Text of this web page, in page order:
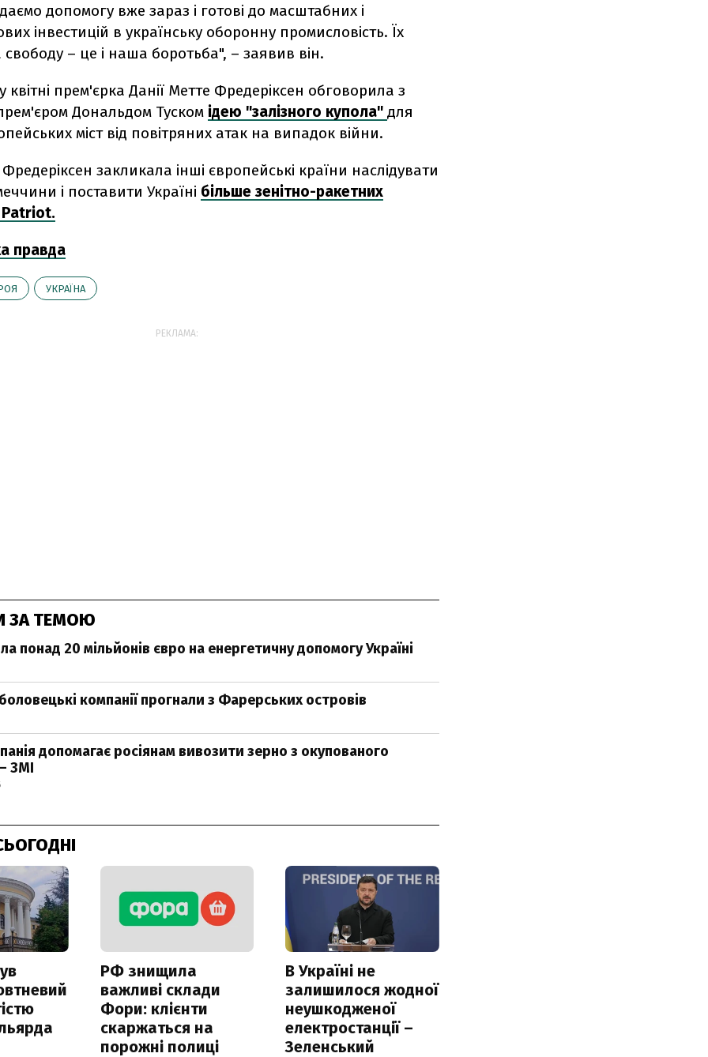
допомогу вже зараз і готові до масштабних і
інвестицій в українську оборонну промисловість. Їх
свободу – це і наша боротьба", – заявив він.
квітні прем'єрка Данії Метте Фредеріксен обговорила з
Дональдом Туском ідею "залізного купола" для
міст від повітряних атак на випадок війни.
закликала інші європейські країни наслідувати
і поставити Україні більше зенітно-ракетних
Patriot.
правда
УКРАЇНА
РЕКЛАМА:
ЗА ТЕМОЮ
понад 20 мільйонів євро на енергетичну допомогу Україні
компанії прогнали з Фарерських островів
допомагає росіянам вивозити зерно з окупованого
ЗМІ
РФ знищила
важливі склади
Фори: клієнти
скаржаться на
порожні полиці
В Україні не
залишилося жодної
неушкодженої
електростанції –
Зеленський